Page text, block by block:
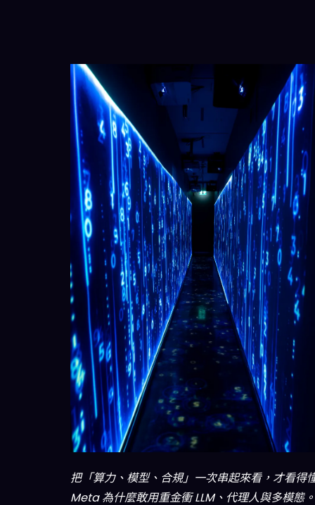
把「算力、模型、合規」一次串起來看，才看得
Meta 為什麼敢用重金衝 LLM、代理人與多模態。